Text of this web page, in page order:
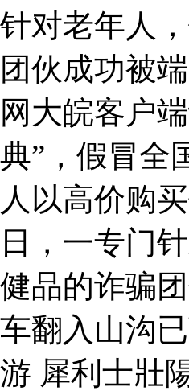
针对老年人
团伙成功被
网大皖客户
典”，假冒全
人以高价购
日，一专门
健品的诈骗
车翻入山沟
游 犀利士壯